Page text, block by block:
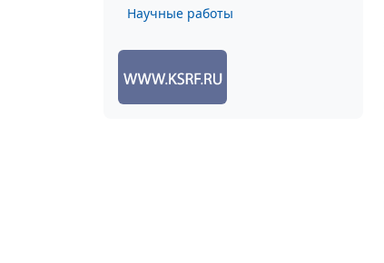
Научные работы